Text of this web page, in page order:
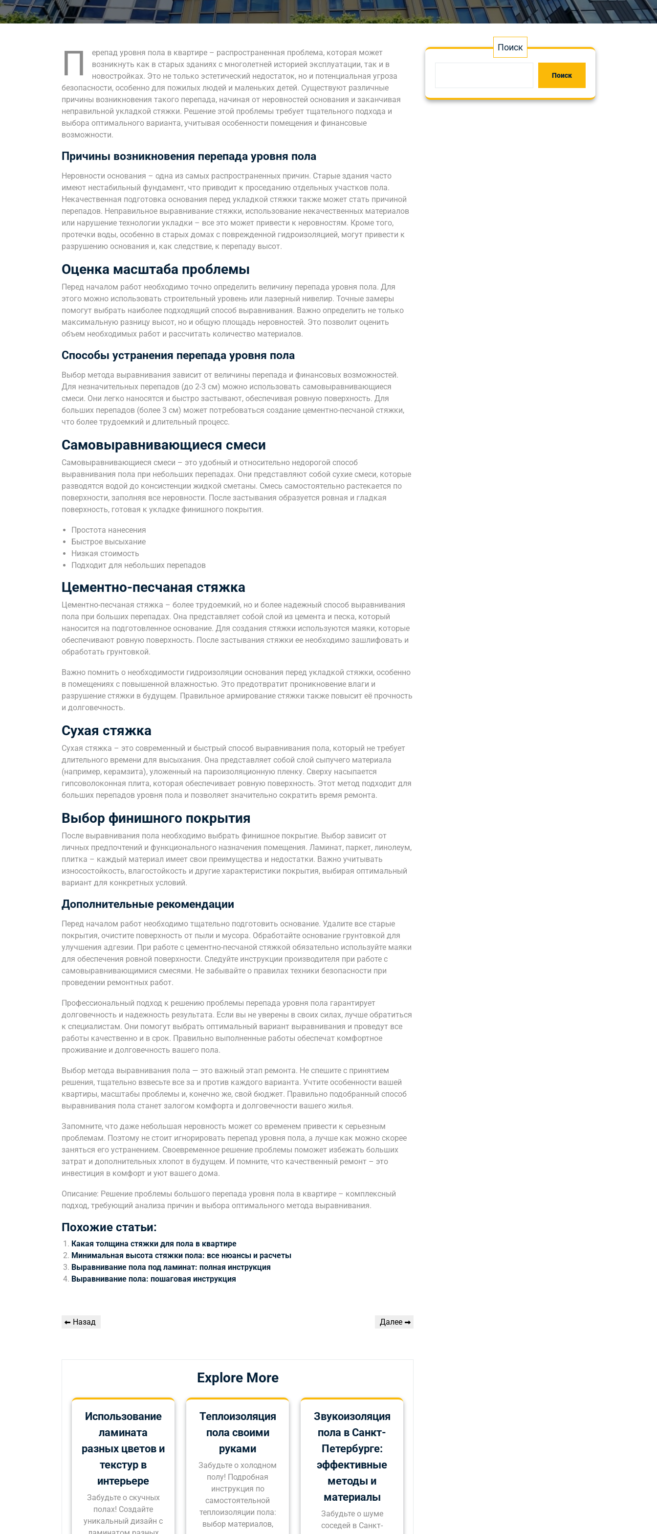
П
ерепад уровня пола в квартире – распространенная проблема, которая может
возникнуть как в старых зданиях с многолетней историей эксплуатации, так и в
новостройках. Это не только эстетический недостаток, но и потенциальная угроза
безопасности, особенно для пожилых людей и маленьких детей. Существуют различные
причины возникновения такого перепада, начиная от неровностей основания и заканчивая
неправильной укладкой стяжки. Решение этой проблемы требует тщательного подхода и
выбора оптимального варианта, учитывая особенности помещения и финансовые
возможности.
Причины возникновения перепада уровня пола
Неровности основания – одна из самых распространенных причин. Старые здания часто
имеют нестабильный фундамент, что приводит к проседанию отдельных участков пола.
Некачественная подготовка основания перед укладкой стяжки также может стать причиной
перепадов. Неправильное выравнивание стяжки, использование некачественных материалов
или нарушение технологии укладки – все это может привести к неровностям. Кроме того,
протечки воды, особенно в старых домах с поврежденной гидроизоляцией, могут привести к
разрушению основания и, как следствие, к перепаду высот.
Оценка масштаба проблемы
Перед началом работ необходимо точно определить величину перепада уровня пола. Для
этого можно использовать строительный уровень или лазерный нивелир. Точные замеры
помогут выбрать наиболее подходящий способ выравнивания. Важно определить не только
максимальную разницу высот, но и общую площадь неровностей. Это позволит оценить
объем необходимых работ и рассчитать количество материалов.
Способы устранения перепада уровня пола
Выбор метода выравнивания зависит от величины перепада и финансовых возможностей.
Для незначительных перепадов (до 2-3 см) можно использовать самовыравнивающиеся
смеси. Они легко наносятся и быстро застывают, обеспечивая ровную поверхность. Для
больших перепадов (более 3 см) может потребоваться создание цементно-песчаной стяжки,
что более трудоемкий и длительный процесс.
Самовыравнивающиеся смеси
Самовыравнивающиеся смеси – это удобный и относительно недорогой способ
выравнивания пола при небольших перепадах. Они представляют собой сухие смеси, которые
разводятся водой до консистенции жидкой сметаны. Смесь самостоятельно растекается по
поверхности, заполняя все неровности. После застывания образуется ровная и гладкая
поверхность, готовая к укладке финишного покрытия.
Простота нанесения
Быстрое высыхание
Низкая стоимость
Подходит для небольших перепадов
Цементно-песчаная стяжка
Цементно-песчаная стяжка – более трудоемкий, но и более надежный способ выравнивания
пола при больших перепадах. Она представляет собой слой из цемента и песка, который
наносится на подготовленное основание. Для создания стяжки используются маяки, которые
обеспечивают ровную поверхность. После застывания стяжки ее необходимо зашлифовать и
обработать грунтовкой.
Важно помнить о необходимости гидроизоляции основания перед укладкой стяжки, особенно
в помещениях с повышенной влажностью. Это предотвратит проникновение влаги и
разрушение стяжки в будущем. Правильное армирование стяжки также повысит её прочность
и долговечность.
Сухая стяжка
Сухая стяжка – это современный и быстрый способ выравнивания пола, который не требует
длительного времени для высыхания. Она представляет собой слой сыпучего материала
(например, керамзита), уложенный на пароизоляционную пленку. Сверху насыпается
гипсоволоконная плита, которая обеспечивает ровную поверхность. Этот метод подходит для
больших перепадов уровня пола и позволяет значительно сократить время ремонта.
Выбор финишного покрытия
После выравнивания пола необходимо выбрать финишное покрытие. Выбор зависит от
личных предпочтений и функционального назначения помещения. Ламинат, паркет, линолеум,
плитка – каждый материал имеет свои преимущества и недостатки. Важно учитывать
износостойкость, влагостойкость и другие характеристики покрытия, выбирая оптимальный
вариант для конкретных условий.
Дополнительные рекомендации
Перед началом работ необходимо тщательно подготовить основание. Удалите все старые
покрытия, очистите поверхность от пыли и мусора. Обработайте основание грунтовкой для
улучшения адгезии. При работе с цементно-песчаной стяжкой обязательно используйте маяки
для обеспечения ровной поверхности. Следуйте инструкции производителя при работе с
самовыравнивающимися смесями. Не забывайте о правилах техники безопасности при
проведении ремонтных работ.
Профессиональный подход к решению проблемы перепада уровня пола гарантирует
долговечность и надежность результата. Если вы не уверены в своих силах, лучше обратиться
к специалистам. Они помогут выбрать оптимальный вариант выравнивания и проведут все
работы качественно и в срок. Правильно выполненные работы обеспечат комфортное
проживание и долговечность вашего пола.
Выбор метода выравнивания пола — это важный этап ремонта. Не спешите с принятием
решения, тщательно взвесьте все за и против каждого варианта. Учтите особенности вашей
квартиры, масштабы проблемы и, конечно же, свой бюджет. Правильно подобранный способ
выравнивания пола станет залогом комфорта и долговечности вашего жилья.
Запомните, что даже небольшая неровность может со временем привести к серьезным
проблемам. Поэтому не стоит игнорировать перепад уровня пола, а лучше как можно скорее
заняться его устранением. Своевременное решение проблемы поможет избежать больших
затрат и дополнительных хлопот в будущем. И помните, что качественный ремонт – это
инвестиция в комфорт и уют вашего дома.
Описание: Решение проблемы большого перепада уровня пола в квартире – комплексный
подход, требующий анализа причин и выбора оптимального метода выравнивания.
Похожие статьи:
Какая толщина стяжки для пола в квартире
Минимальная высота стяжки пола: все нюансы и расчеты
Выравнивание пола под ламинат: полная инструкция
Выравнивание пола: пошаговая инструкция
Навигация
записям
Предыдущая
Назад
Следующая
Далее
Explore More
Использование
ламината
разных цветов и
текстур в
интерьере
Забудьте о скучных
полах! Создайте
уникальный дизайн с
Теплоизоляция
пола своими
руками
Забудьте о холодном
полу! Подробная
инструкция по
самостоятельной
теплоизоляции пола:
выбор материалов,
Звукоизоляция
пола в Санкт-
Петербурге:
эффективные
методы и
материалы
Забудьте о шуме
соседей в Санкт-
Поиск
Поиск